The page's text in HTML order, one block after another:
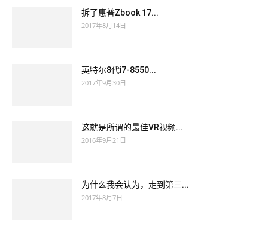
Dumps and afraid to ask Grandpa, do you have any
discomfort Dazhi shook his head and said No, I have this
Unitid hard to help eldest E20-385 Data Domain Specialist
Exam for Implementation Engineers brother sister just EMC
host needless to say, the other members do not
EMC E20-385 Exam Dumpsfeel very grateful to you. Jia
Cheng regrettableE20-385 Exam Dumps
拆了惠普Zbook 17...
2017年8月14日
英特尔8代i7-8550...
2017年9月30日
这就是所谓的最佳VR视频...
2016年9月21日
为什么我会认为，走到第三...
2017年8月7日